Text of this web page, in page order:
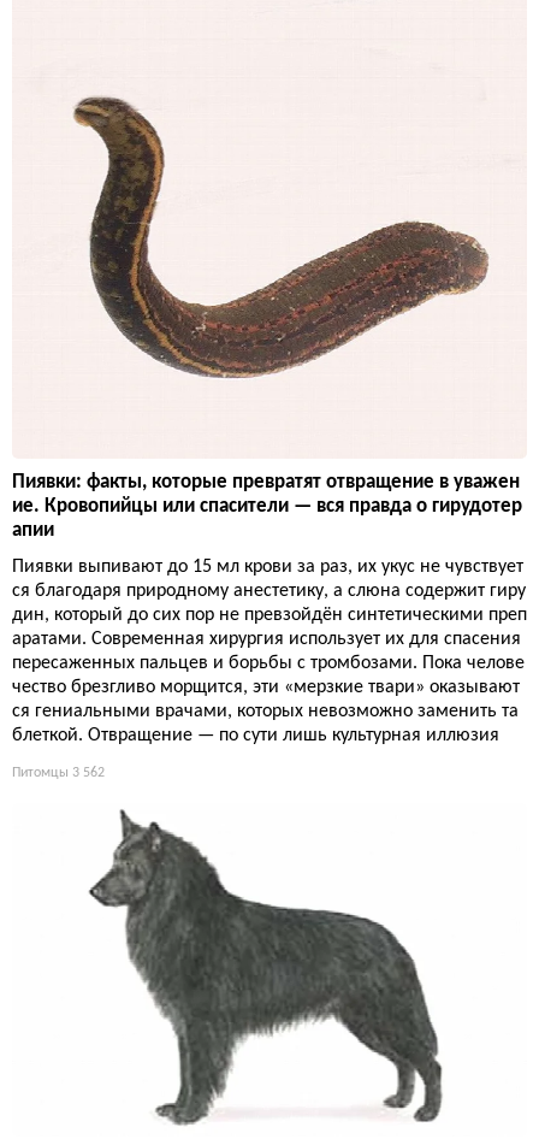
Пиявки: факты, которые превратят отвращение в уважен
ие. Кровопийцы или спасители — вся правда о гирудотер
апии
Пиявки выпивают до 15 мл крови за раз, их укус не чувствует
ся благодаря природному анестетику, а слюна содержит гиру
дин, который до сих пор не превзойдён синтетическими преп
аратами. Современная хирургия использует их для спасения
пересаженных пальцев и борьбы с тромбозами. Пока челове
чество брезгливо морщится, эти «мерзкие твари» оказывают
ся гениальными врачами, которых невозможно заменить та
блеткой. Отвращение — по сути лишь культурная иллюзия
Питомцы 3 562